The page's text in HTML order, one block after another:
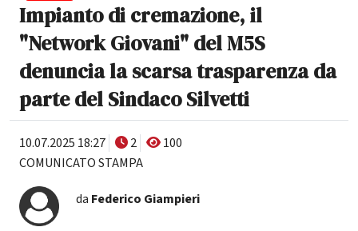
Impianto di cremazione, il
"Network Giovani" del M5S
denuncia la scarsa trasparenza da
parte del Sindaco Silvetti
10.07.2025 18:27 2
100
COMUNICATO STAMPA
da Federico Giampieri